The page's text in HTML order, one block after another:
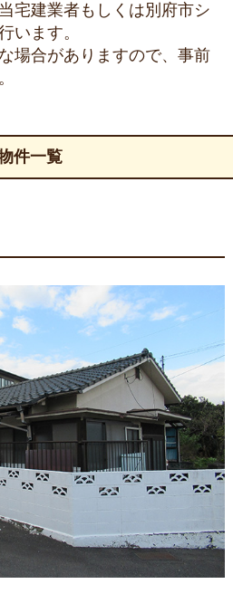
宅建業者もしくは別府市シ
います。
場合がありますので、事前
件一覧